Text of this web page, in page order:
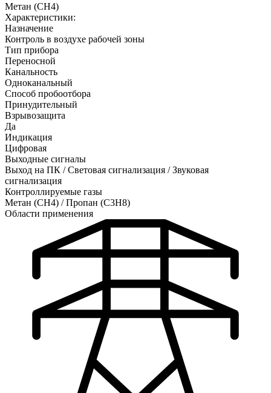
Метан (CH4)
Характеристики:
Назначение
Контроль в воздухе рабочей зоны
Тип прибора
Переносной
Канальность
Одноканальный
Способ пробоотбора
Принудительный
Взрывозащита
Да
Индикация
Цифровая
Выходные сигналы
Выход на ПК / Световая сигнализация / Звуковая
сигнализация
Контроллируемые газы
Метан (CH4) /Пропан (C3H8)
Области применения